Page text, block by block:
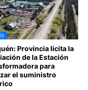
Provincia licita la
de la Estación
para
el suministro